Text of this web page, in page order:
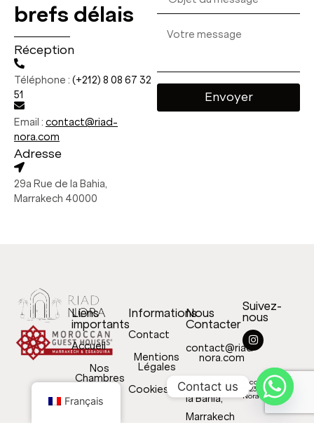
brefs délais
Réception
Téléphone : (+212) 8 08 67 32
51
Email : contact@riad-
nora.com
Adresse
29a Rue de la Bahia,
Marrakech 40000
Envoyer
Liens
importants
Accueil
Nos
Chambres
Notre
Histoire
Informations
Contact
Mentions
Légales
Cookies
Nous
Contacter
contact@riad-
nora.com
29a Rue de
la Bahia,
Marrakech
Suivez-
nous
© copyright
2023 – Riad
Nora
Français
Contact us